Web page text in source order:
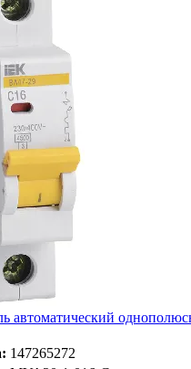
автоматический
147265272